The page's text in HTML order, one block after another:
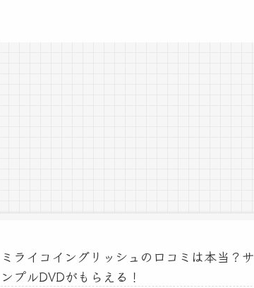
ミライコイングリッシュの口コミは本当？サ
ンプルDVDがもらえる！